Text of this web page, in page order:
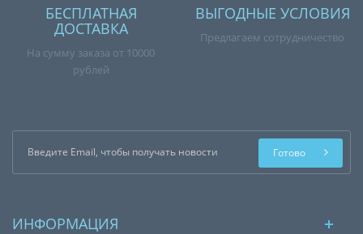
БЕСПЛАТНАЯ
ДОСТАВКА
На сумму заказа от 10000
рублей
ВЫГОДНЫЕ УСЛОВИЯ
Предлагаем сотрудничество
Готово
ИНФОРМАЦИЯ